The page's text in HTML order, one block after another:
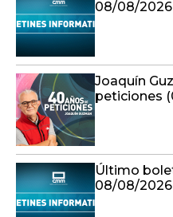
08/08/2026
Joaquín
peticiones
Último
08/08/2026